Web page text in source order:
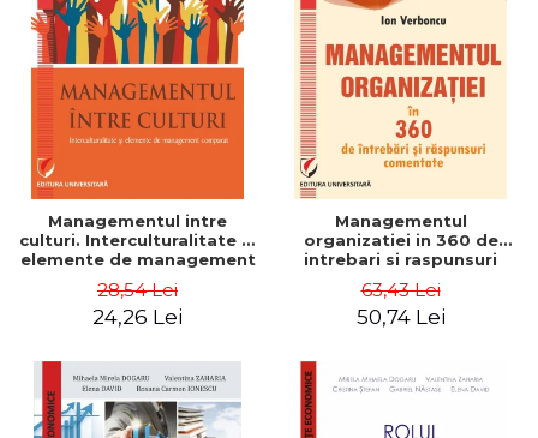
Managementul intre
culturi. Interculturalitate si
elemente de management
Dumitrascu
28,54 Lei
24,26 Lei
Managementul
organizatiei in 360 de
intrebari si raspunsuri
63,43 Lei
50,74 Lei